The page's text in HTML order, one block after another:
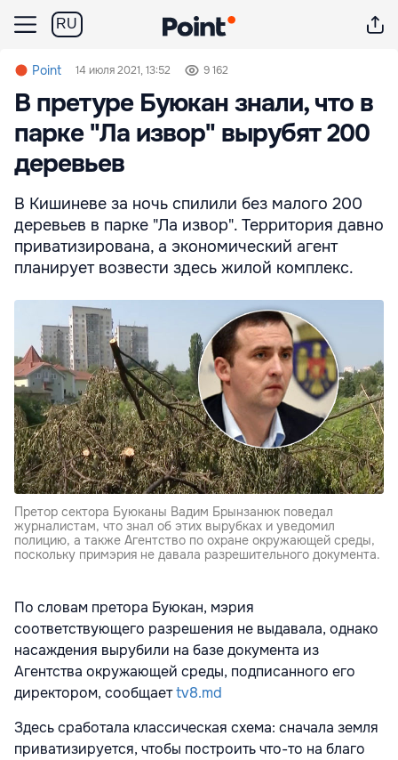
RU
Point 14 июля 2021, 13:52 9 162
В претуре Буюкан знали, что в
парке "Ла извор" вырубят 200
деревьев
В Кишиневе за ночь спилили без малого 200
деревьев в парке "Ла извор". Территория давно
приватизирована, а экономический агент
планирует возвести здесь жилой комплекс.
Претор сектора Буюканы Вадим Брынзанюк поведал
журналистам, что знал об этих вырубках и уведомил
полицию, а также Агентство по охране окружающей среды,
поскольку примэрия не давала разрешительного документа.
По словам претора Буюкан, мэрия
соответствующего разрешения не выдавала, однако
насаждения вырубили на базе документа из
Агентства окружающей среды, подписанного его
директором, сообщаетtv8.md
Здесь сработала классическая схема: сначала земля
приватизируется, чтобы построить что-то на благо